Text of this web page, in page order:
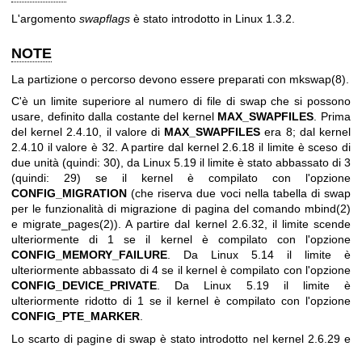
L'argomento swapflags è stato introdotto in Linux 1.3.2.
NOTE
La partizione o percorso devono essere preparati con mkswap(8)
C'è un limite superiore al numero di file di swap che si possono
usare, definito dalla costante del kernel MAX_SWAPFILES . Prima
del kernel 2.4.10, il valore di MAX_SWAPFILES era 8; dal kernel
2.4.10 il valore è 32. A partire dal kernel 2.6.18 il limite è sceso di
due unità (quindi: 30), da Linux 5.19 il limite è stato abbassato di 3
(quindi: 29) se il kernel è compilato con l'opzione
CONFIG_MIGRATION (che riserva due voci nella tabella di swap
per le funzionalità di migrazione di pagina del comando mbind(2)
e migrate_pages(2)). A partire dal kernel 2.6.32, il limite scende
ulteriormente di 1 se il kernel è compilato con l'opzione
CONFIG_MEMORY_FAILURE . Da Linux 5.14 il limite è
ulteriormente abbassato di 4 se il kernel è compilato con l'opzione
CONFIG_DEVICE_PRIVATE . Da Linux 5.19 il limite è
ulteriormente ridotto di 1 se il kernel è compilato con l'opzione
CONFIG_PTE_MARKER
Lo scarto di pagine di swap è stato introdotto nel kernel 2.6.29 e